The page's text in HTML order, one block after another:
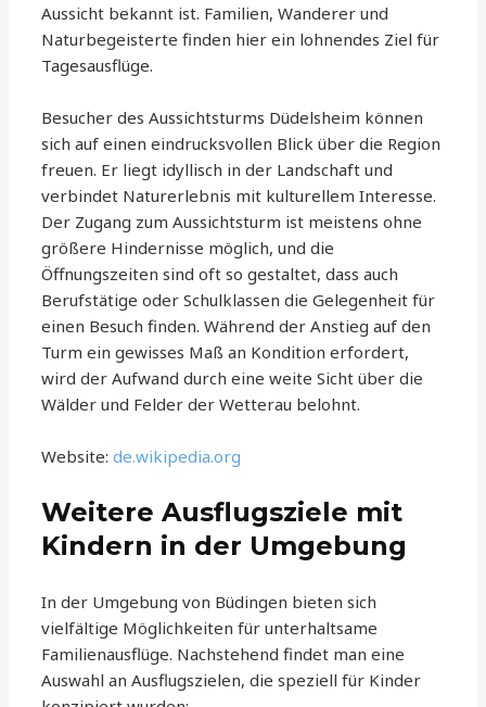
Aussicht bekannt ist. Familien, Wanderer und
Naturbegeisterte finden hier ein lohnendes Ziel für
Tagesausflüge.
Besucher des Aussichtsturms Düdelsheim können
sich auf einen eindrucksvollen Blick über die Region
freuen. Er liegt idyllisch in der Landschaft und
verbindet Naturerlebnis mit kulturellem Interesse.
Der Zugang zum Aussichtsturm ist meistens ohne
größere Hindernisse möglich, und die
Öffnungszeiten sind oft so gestaltet, dass auch
Berufstätige oder Schulklassen die Gelegenheit für
einen Besuch finden. Während der Anstieg auf den
Turm ein gewisses Maß an Kondition erfordert,
wird der Aufwand durch eine weite Sicht über die
Wälder und Felder der Wetterau belohnt.
Website:de.wikipedia.org
Weitere Ausflugsziele mit
Kindern in der Umgebung
In der Umgebung von Büdingen bieten sich
vielfältige Möglichkeiten für unterhaltsame
Familienausflüge. Nachstehend findet man eine
Auswahl an Ausflugszielen, die speziell für Kinder